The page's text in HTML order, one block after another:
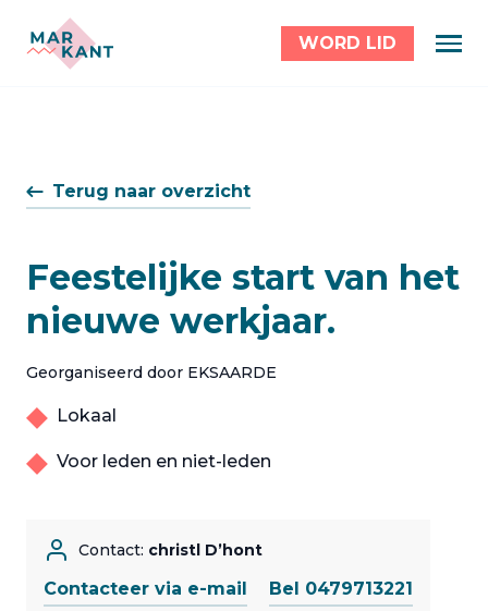
WORD LID
Terug naar overzicht
Feestelijke start van het
nieuwe werkjaar.
Georganiseerd door EKSAARDE
Lokaal
Voor leden en niet-leden
Contact: christl D’hont
Contacteer via e-mail Bel 0479713221